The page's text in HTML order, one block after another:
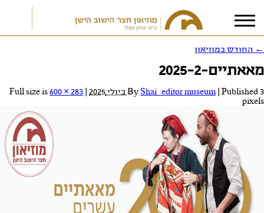
אני מאשר/ת אתתנאי הפרטיות
← החודש במוזיאון
מאאתיים-2025-2
By Shai_editor museum Published3 ביולי 2025
600 × 283
pixels